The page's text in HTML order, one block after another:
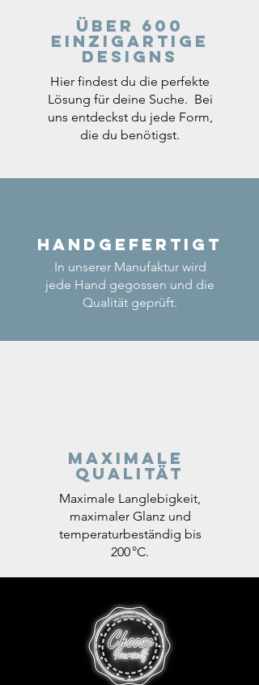
Über 600
einzigartige
Designs
Hier findest du die perfekte
Lösung für deine Suche. Bei
uns entdeckst du jede Form,
die du benötigst.
Handgefertigt
In unserer Manufaktur wird
jede Hand gegossen und die
Qualität geprüft.
Maximale
Qualität
Maximale Langlebigkeit,
maximaler Glanz und
temperaturbeständig bis
200 °C.